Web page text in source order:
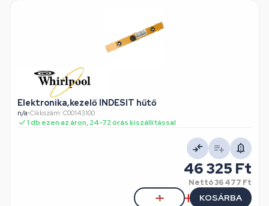
Elektronika,kezelő INDESIT hűtő
n/a•Cikkszám: C00143100
1 db ezen az áron, 24-72 órás kiszállítással
46 325 Ft
Nettó36 477 Ft
KOSÁRBA